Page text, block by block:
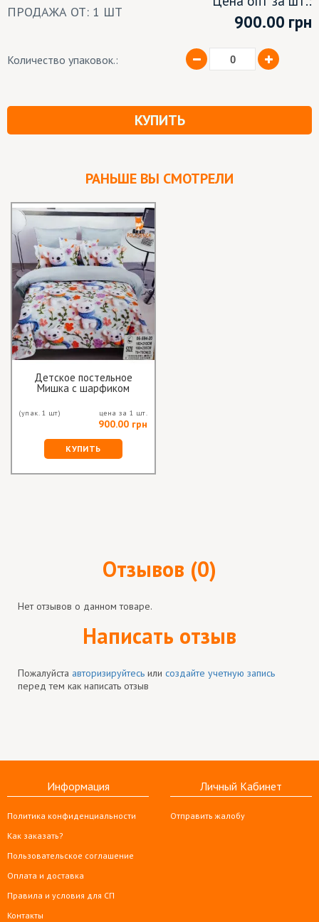
ПРОДАЖА ОТ: 1 ШТ 900.00 грн
Количество упаковок.:
КУПИТЬ
РАНЬШЕ ВЫ СМОТРЕЛИ
Детское постельное
Мишка с шарфиком
(упак. 1 шт) цена за 1 шт.
900.00 грн
КУПИТЬ
Отзывов (0)
Нет отзывов о данном товаре.
Написать отзыв
Пожалуйста авторизируйтесь или создайте учетную запись
перед тем как написать отзыв
Информация
Политика конфиденциальности
Как заказать?
Пользовательское соглашение
Оплата и доставка
Правила и условия для СП
Контакты
Личный Кабинет
Отправить жалобу